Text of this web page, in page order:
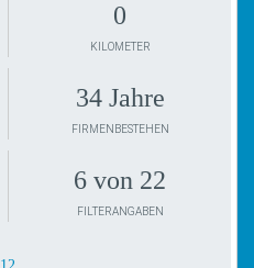
0
KILOMETER
34 Jahre
FIRMENBESTEHEN
6 von 22
FILTERANGABEN